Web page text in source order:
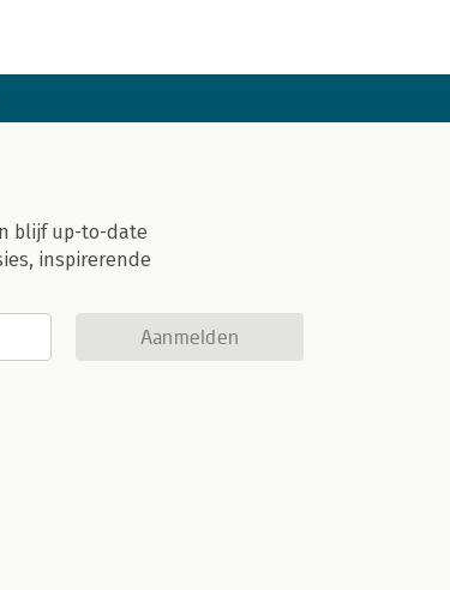
blijf up-to-date
inspirerende
Aanmelden